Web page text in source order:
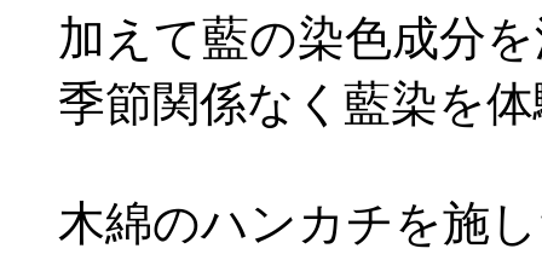
加えて藍の染色成分
季節関係なく藍染を
木綿のハンカチを施